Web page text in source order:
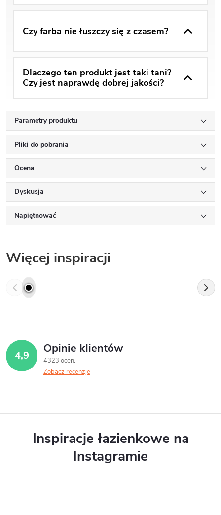
Czy farba nie łuszczy się z czasem?
Dlaczego ten produkt jest taki tani?
Czy jest naprawdę dobrej jakości?
Parametry produktu
Pliki do pobrania
Ocena
Dyskusja
Napiętnować
Więcej inspiracji
4,9 Opinie klientów
4323 ocen
Zobacz recenzje
Inspiracje łazienkowe na
Instagramie